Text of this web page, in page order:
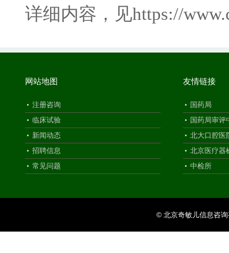
详细内容，见https://
网站地图
注册咨询
临床试验
新闻动态
招聘信息
常见问题
友情链接
国药局
国药局审评
北大口腔医
北京医疗器
中检所
© 北京奇敏儿信息咨